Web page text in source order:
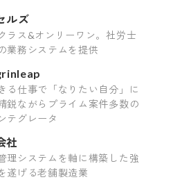
ルズ
ラス&オンリーワン。社労士
業務システムを提供
る仕事で「なりたい自分」に
鋭ながらプライム案件多数の
テグレータ
社
理システムを軸に構築した強
遂げる老舗製造業